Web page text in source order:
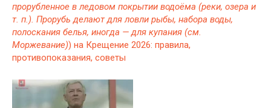
прорубленное в ледовом покрытии водоёма (реки, озера и
т. п.). Прорубь делают для ловли рыбы, набора воды,
полоскания белья, иногда — для купания (см.
Моржевание)) на Крещение 2026: правила,
противопоказания, советы